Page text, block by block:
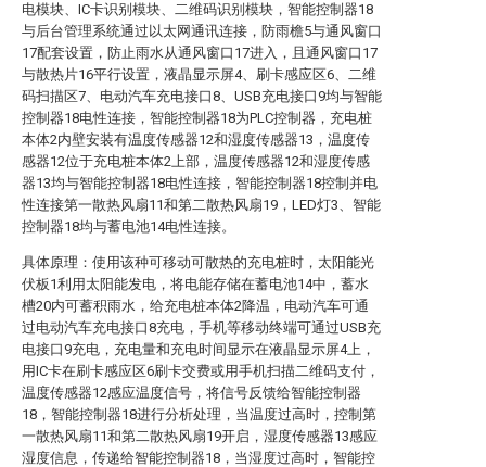
电模块、IC卡识别模块、二维码识别模块，智能控制器18
与后台管理系统通过以太网通讯连接，防雨檐5与通风窗口
17配套设置，防止雨水从通风窗口17进入，且通风窗口17
与散热片16平行设置，液晶显示屏4、刷卡感应区6、二维
码扫描区7、电动汽车充电接口8、USB充电接口9均与智能
控制器18电性连接，智能控制器18为PLC控制器，充电桩
本体2内壁安装有温度传感器12和湿度传感器13，温度传
感器12位于充电桩本体2上部，温度传感器12和湿度传感
器13均与智能控制器18电性连接，智能控制器18控制并电
性连接第一散热风扇11和第二散热风扇19，LED灯3、智能
控制器18均与蓄电池14电性连接。
具体原理：使用该种可移动可散热的充电桩时，太阳能光
伏板1利用太阳能发电，将电能存储在蓄电池14中，蓄水
槽20内可蓄积雨水，给充电桩本体2降温，电动汽车可通
过电动汽车充电接口8充电，手机等移动终端可通过USB充
电接口9充电，充电量和充电时间显示在液晶显示屏4上，
用IC卡在刷卡感应区6刷卡交费或用手机扫描二维码支付，
温度传感器12感应温度信号，将信号反馈给智能控制器
18，智能控制器18进行分析处理，当温度过高时，控制第
一散热风扇11和第二散热风扇19开启，湿度传感器13感应
湿度信息，传递给智能控制器18，当湿度过高时，智能控